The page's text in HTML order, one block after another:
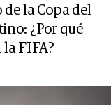
la Copa del
¿Por qué
FIFA?